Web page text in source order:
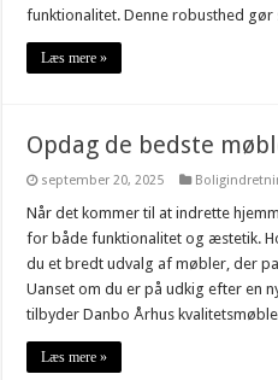
funktionalitet. Denne robusthed
Læs mere »
Opdag de bedste
september 20, 2025
Når det kommer til at indrette
for både funktionalitet og æstetik.
du et bredt udvalg af møbler, der
Uanset om du er på udkig efter en
tilbyder Danbo Århus
Læs mere »